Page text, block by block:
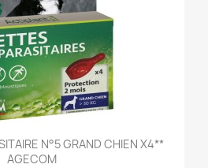
N°5 GRAND CHIEN X4**
AGECOM